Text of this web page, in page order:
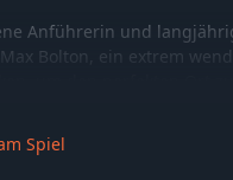
Anführerin und
Bolton, ein extrem
um den perfekten Ort
darunter die Heilung
Spiel